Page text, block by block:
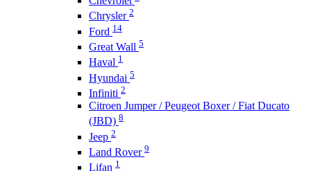
Chrysler 2
Ford 14
Great Wall 5
Haval 1
Hyundai 5
Infiniti 2
Citroen Jumper / Peugeot Boxer / Fiat Ducato
(JBD) 8
Jeep 2
Land Rover 9
Lifan 1